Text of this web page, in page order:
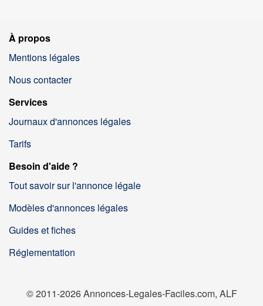
À propos
Mentions légales
Nous contacter
Services
Journaux d'annonces légales
Tarifs
Besoin d'aide ?
Tout savoir sur l'annonce légale
Modèles d'annonces légales
Guides et fiches
Réglementation
© 2011-2026 Annonces-Legales-Faciles.com, ALF